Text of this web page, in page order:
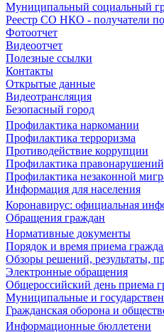
Муниципальный социальный
Реестр СО НКО - получатели
Фотоотчет
Видеоотчет
Полезные ссылки
Контакты
Открытые данные
Видеотрансляция
Безопасный город
Профилактика наркомании
Профилактика терроризма
Противодействие коррупции
Профилактика
Профилактика незаконной
Информация для населения
Коронавирус: официальная
Обращения граждан
Нормативные документы
Порядок и время приема
Обзоры решений, результаты,
Электронные обращения
Общероссийский день приема
Муниципальные и
Гражданская оборона и
Информационные бюллетени